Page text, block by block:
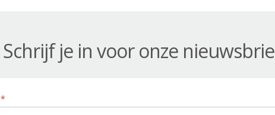
Schrijf je in voor onze
*